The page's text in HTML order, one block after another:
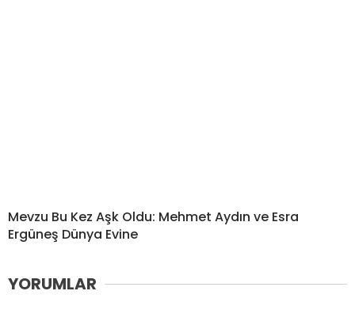
Mevzu Bu Kez Aşk Oldu: Mehmet Aydın ve Esra
Ergüneş Dünya Evine
YORUMLAR